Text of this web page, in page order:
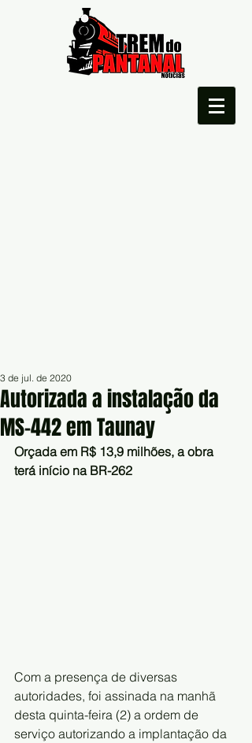
Autorizada a instalação da
MS-442 em Taunay
3 de jul. de 2020
Orçada em R$ 13,9 milhões, a obra
terá início na BR-262
Com a presença de diversas
autoridades, foi assinada na manhã
desta quinta-feira (2) a ordem de
serviço autorizando a implantação da